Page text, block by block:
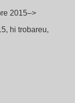
2015–>
hi trobareu,